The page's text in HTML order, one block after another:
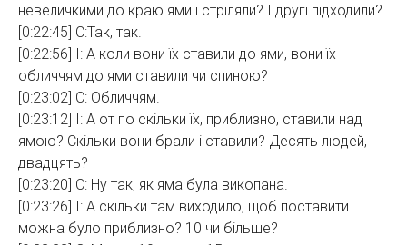
невеличкими до краю ями і стріляли? І другі підходили?
[0:22:45] С:Так, так.
[0:22:56] І: А коли вони їх ставили до ями, вони їх
обличчям до ями ставили чи спиною?
[0:23:02] С: Обличчям.
[0:23:12] І: А от по скільки їх, приблизно, ставили над
ямою? Скільки вони брали і ставили? Десять людей,
двадцять?
[0:23:20] С: Ну так, як яма була викопана.
[0:23:26] І: А скільки там виходило, щоб поставити
можна було приблизно? 10 чи більше?